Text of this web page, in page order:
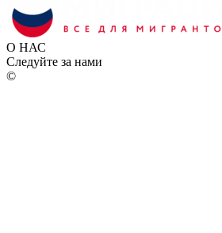
О НАС
Следуйте за нами
©